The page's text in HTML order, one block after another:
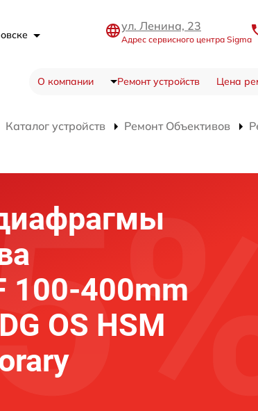
ул. Ленина, 23
Адрес сервисного центра Sigma
О компании Ремонт устройств Цена
Каталог устройств Ремонт Объективов
100-400mm
OS HSM